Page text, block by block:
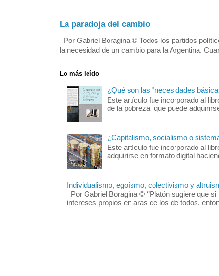
La paradoja del cambio
Por Gabriel Boragina © Todos los partidos
la necesidad de un cambio para la Argentina.
Lo más leído
¿Qué son las "necesidades
Este artículo fue incorporado al
de la pobreza que puede
¿Capitalismo, socialismo o
Este artículo fue incorporado al
adquirirse en formato digital
Individualismo, egoísmo, colectivismo y
Por Gabriel Boragina © ‘’Platón sugiere que
intereses propios en aras de los de todos,